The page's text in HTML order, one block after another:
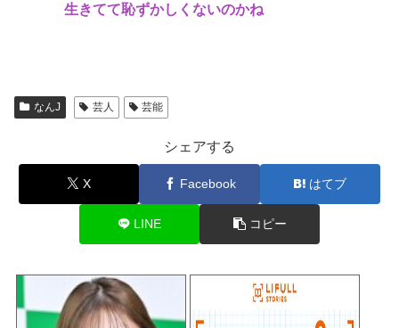
生きてて恥ずかしくないのかね
なんJ 芸人 芸能
シェアする
X Facebook はてブ
LINE コピー